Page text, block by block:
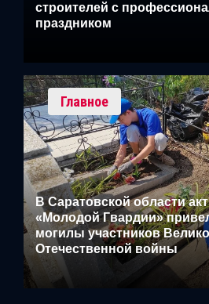
строителей с
праздником
Главное
В Саратовской области
«Молодой Гвардии»
могилы участников
Отечественной войны